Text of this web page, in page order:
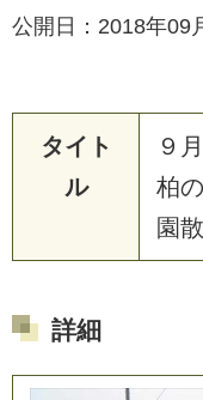
公開日：2018年
タイト
ル
９ 月
柏の
園散
詳細